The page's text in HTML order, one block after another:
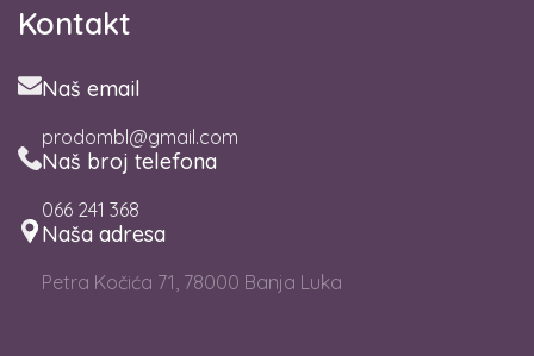
Kontakt
Naš email
prodombl@gmail.com
Naš broj telefona
066 241 368
Naša adresa
Petra Kočića 71, 78000 Banja Luka